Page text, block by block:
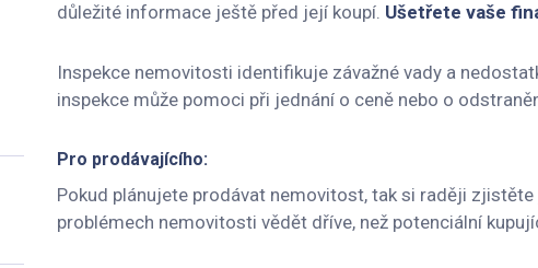
důležité informace ještě před její koupí. Ušetřete vaše
Inspekce nemovitosti identifikuje závažné vady a
inspekce může pomoci při jednání o ceně nebo o
Pro prodávajícího:
Pokud plánujete prodávat nemovitost, tak si raději
problémech nemovitosti vědět dříve, než potenciální